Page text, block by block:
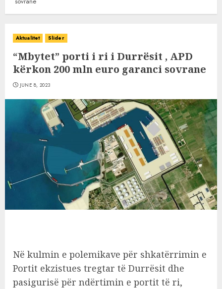
Aktualitet Slider
“Mbytet” porti i ri i Durrësit , APD
kërkon 200 mln euro garanci sovrane
JUNE 8, 2023
Në kulmin e polemikave për shkatërrimin e
Portit ekzistues tregtar të Durrësit dhe
pasigurisë për ndërtimin e portit të ri,